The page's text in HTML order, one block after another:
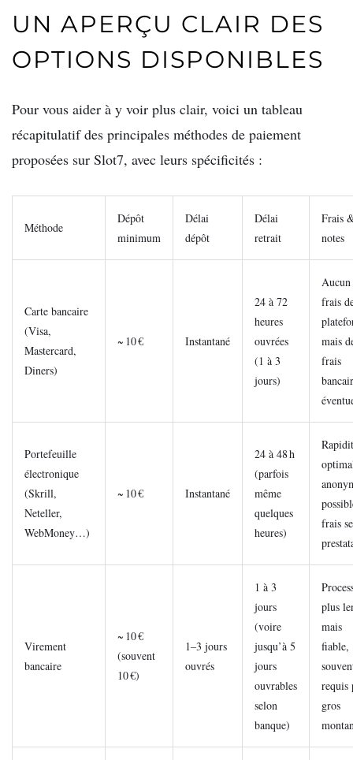
UN APERÇU CLAIR DES
OPTIONS DISPONIBLES
Pour vous aider à y voir plus clair, voici un tableau
récapitulatif des principales méthodes de paiement
proposées sur Slot7, avec leurs spécificités :
Méthode
Dépôt
minimum
Délai
dépôt
Délai
retrait
Frais
notes
Carte bancaire
(Visa,
Mastercard,
Diners)
~ 10 € Instantané
24 à 72
heures
ouvrées
(1 à 3
jours)
Aucun
frais
mais
frais
Portefeuille
électronique
(Skrill,
Neteller,
WebMoney…)
~ 10 € Instantané
24 à 48 h
(parfois
même
quelques
heures)
frais
Virement
bancaire
~ 10 €
(souvent
10 €)
1–3 jours
ouvrés
1 à 3
jours
(voire
jusqu’à 5
jours
ouvrables
selon
banque)
plus
mais
fiable,
requis
gros